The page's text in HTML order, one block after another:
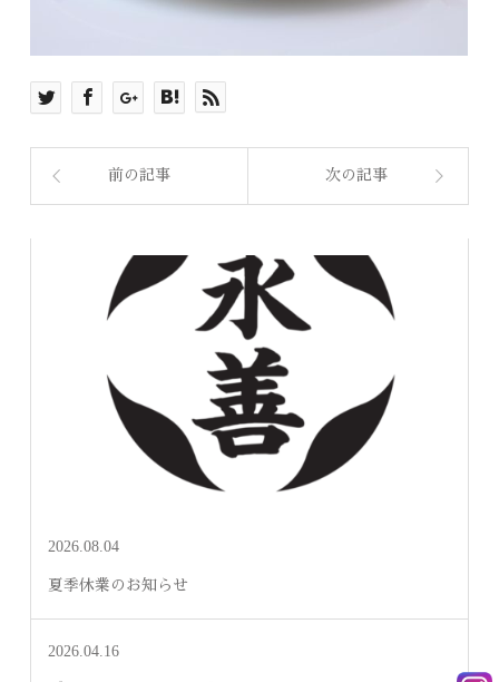
前の記事 次の記事
2026.08.04
夏季休業のお知らせ
2026.04.16